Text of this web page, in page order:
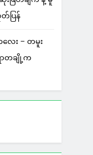
ပြန်
လေး – တမူး
ာတချို့က